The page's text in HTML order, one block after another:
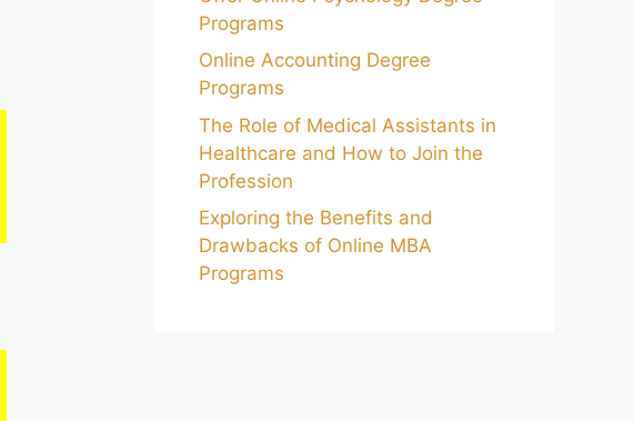
Programs
Online Accounting Degree
Programs
The Role of Medical Assistants in
Healthcare and How to Join the
Profession
Exploring the Benefits and
Drawbacks of Online MBA
Programs